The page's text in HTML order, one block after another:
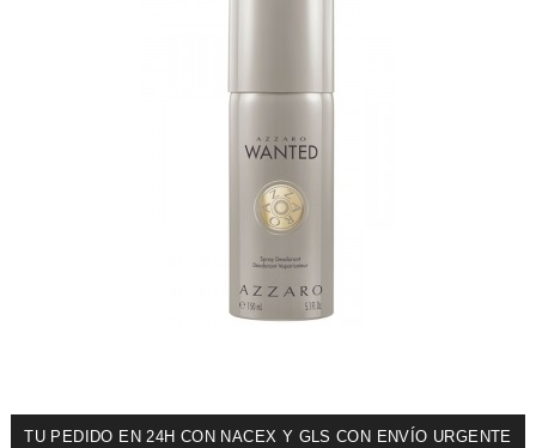
TU PEDIDO EN 24H CON NACEX Y GLS CON ENVÍO URGENTE